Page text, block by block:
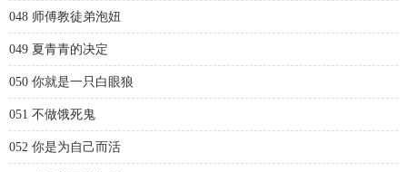
048 师傅教徒弟泡妞
049 夏青青的决定
050 你就是一只白眼狼
051 不做饿死鬼
052 你是为自己而活